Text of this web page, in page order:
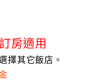
房適用
擇其它飯店。